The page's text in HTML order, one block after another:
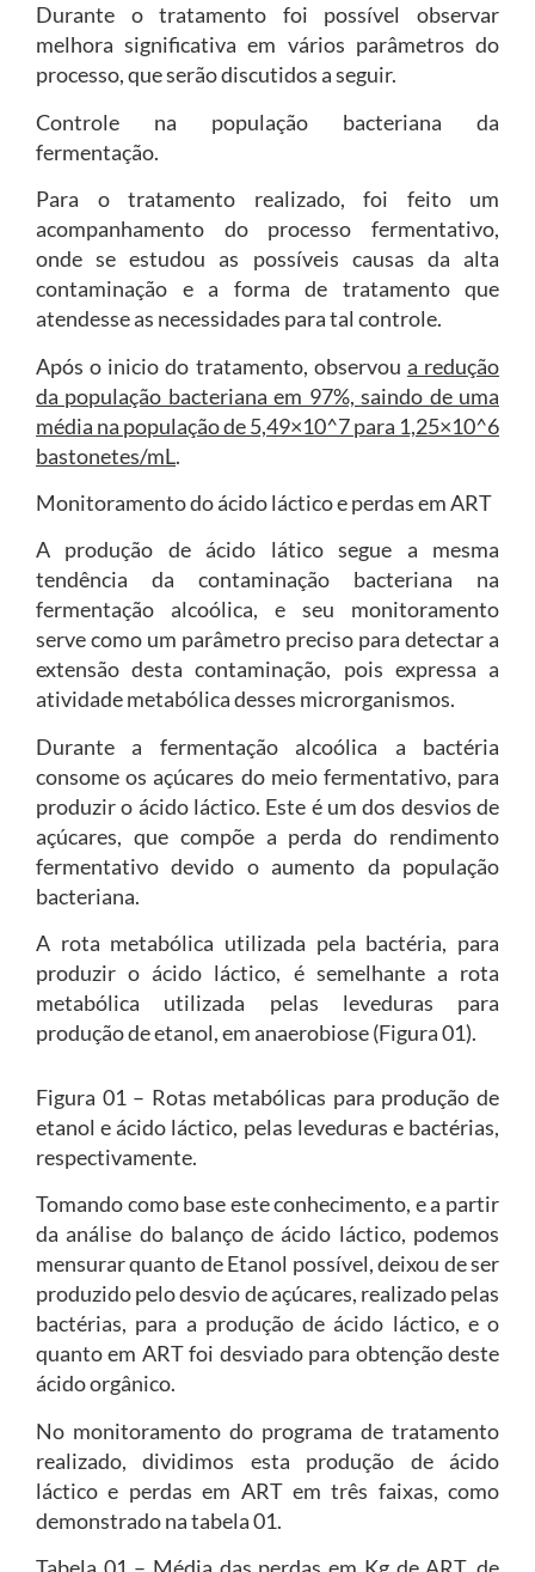
Durante o tratamento foi possível observar
melhora significativa em vários parâmetros do
processo, que serão discutidos a seguir.
Controle na população bacteriana da
fermentação.
Para o tratamento realizado, foi feito um
acompanhamento do processo fermentativo,
onde se estudou as possíveis causas da alta
contaminação e a forma de tratamento que
atendesse as necessidades para tal controle.
Após o inicio do tratamento, observou a redução
da população bacteriana em 97%, saindo de uma
média na população de 5,49×10^7 para 1,25×10^6
bastonetes/mL.
Monitoramento do ácido láctico e perdas em ART
A produção de ácido lático segue a mesma
tendência da contaminação bacteriana na
fermentação alcoólica, e seu monitoramento
serve como um parâmetro preciso para detectar a
extensão desta contaminação, pois expressa a
atividade metabólica desses microrganismos.
Durante a fermentação alcoólica a bactéria
consome os açúcares do meio fermentativo, para
produzir o ácido láctico. Este é um dos desvios de
açúcares, que compõe a perda do rendimento
fermentativo devido o aumento da população
bacteriana.
A rota metabólica utilizada pela bactéria, para
produzir o ácido láctico, é semelhante a rota
metabólica utilizada pelas leveduras para
produção de etanol, em anaerobiose (Figura 01).
Figura 01 – Rotas metabólicas para produção de
etanol e ácido láctico, pelas leveduras e bactérias,
respectivamente.
Tomando como base este conhecimento, e a partir
da análise do balanço de ácido láctico, podemos
mensurar quanto de Etanol possível, deixou de ser
produzido pelo desvio de açúcares, realizado pelas
bactérias, para a produção de ácido láctico, e o
quanto em ART foi desviado para obtenção deste
ácido orgânico.
No monitoramento do programa de tratamento
realizado, dividimos esta produção de ácido
láctico e perdas em ART em três faixas, como
demonstrado na tabela 01.